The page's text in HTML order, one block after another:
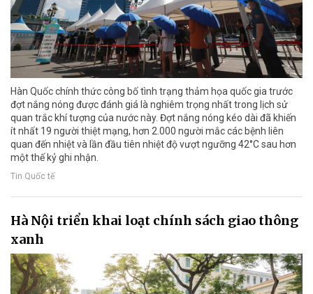
Hàn Quốc chính thức công bố tình trạng thảm họa quốc gia trước
đợt nắng nóng được đánh giá là nghiêm trọng nhất trong lịch sử
quan trắc khí tượng của nước này. Đợt nắng nóng kéo dài đã khiến
ít nhất 19 người thiệt mạng, hơn 2.000 người mắc các bệnh liên
quan đến nhiệt và lần đầu tiên nhiệt độ vượt ngưỡng 42°C sau hơn
một thế kỷ ghi nhận.
Tin Quốc tế
Hà Nội triển khai loạt chính sách giao thông
xanh